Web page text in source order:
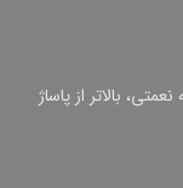
بالاتر از پاساژ